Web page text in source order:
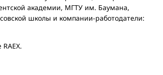
академии, МГТУ им. Баумана,
школы и компании-работодатели: